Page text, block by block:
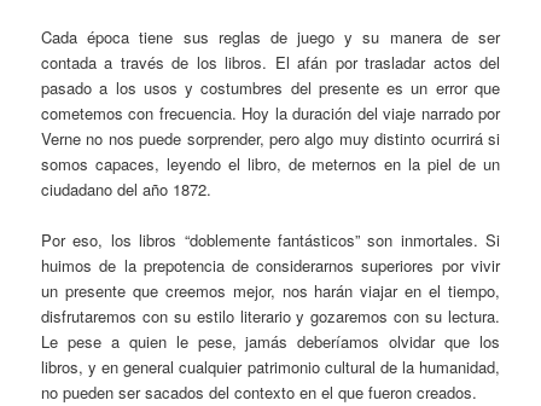
Cada época tiene sus reglas de juego y su manera de ser
contada a través de los libros. El afán por trasladar actos del
pasado a los usos y costumbres del presente es un error que
cometemos con frecuencia. Hoy la duración del viaje narrado por
Verne no nos puede sorprender, pero algo muy distinto ocurrirá si
somos capaces, leyendo el libro, de meternos en la piel de un
ciudadano del año 1872.
Por eso, los libros “doblemente fantásticos” son inmortales. Si
huimos de la prepotencia de considerarnos superiores por vivir
un presente que creemos mejor, nos harán viajar en el tiempo,
disfrutaremos con su estilo literario y gozaremos con su lectura.
Le pese a quien le pese, jamás deberíamos olvidar que los
libros, y en general cualquier patrimonio cultural de la humanidad,
no pueden ser sacados del contexto en el que fueron creados.